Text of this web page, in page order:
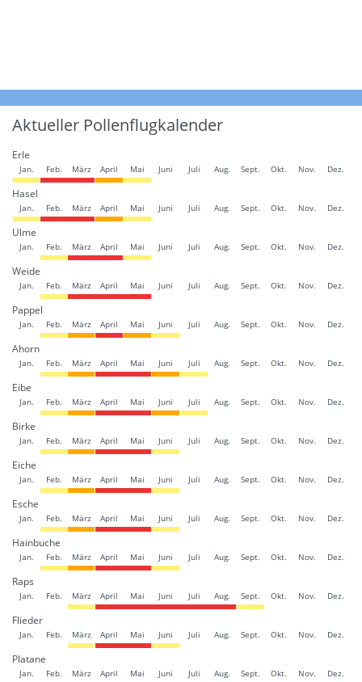
Aktueller Pollenflugkalender
Erle
Jan. Feb. März April Mai Juni Juli Aug. Sept. Okt. Nov. Dez.
Hasel
Jan. Feb. März April Mai Juni Juli Aug. Sept. Okt. Nov. Dez.
Ulme
Jan. Feb. März April Mai Juni Juli Aug. Sept. Okt. Nov. Dez.
Weide
Jan. Feb. März April Mai Juni Juli Aug. Sept. Okt. Nov. Dez.
Pappel
Jan. Feb. März April Mai Juni Juli Aug. Sept. Okt. Nov. Dez.
Ahorn
Jan. Feb. März April Mai Juni Juli Aug. Sept. Okt. Nov. Dez.
Eibe
Jan. Feb. März April Mai Juni Juli Aug. Sept. Okt. Nov. Dez.
Birke
Jan. Feb. März April Mai Juni Juli Aug. Sept. Okt. Nov. Dez.
Eiche
Jan. Feb. März April Mai Juni Juli Aug. Sept. Okt. Nov. Dez.
Esche
Jan. Feb. März April Mai Juni Juli Aug. Sept. Okt. Nov. Dez.
Hainbuche
Jan. Feb. März April Mai Juni Juli Aug. Sept. Okt. Nov. Dez.
Raps
Jan. Feb. März April Mai Juni Juli Aug. Sept. Okt. Nov. Dez.
Flieder
Jan. Feb. März April Mai Juni Juli Aug. Sept. Okt. Nov. Dez.
Platane
Jan. Feb. März April Mai Juni Juli Aug. Sept. Okt. Nov. Dez.